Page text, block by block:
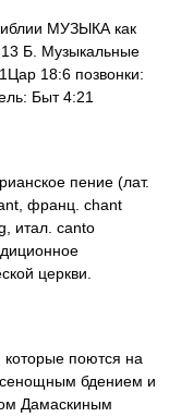
МУЗЫКА как
Б. Музыкальные
18:6 позвонки:
Быт 4:21
пение (лат.
франц. сhant
итал. canto
церкви.
поются на
бдением и
Дамаскиным